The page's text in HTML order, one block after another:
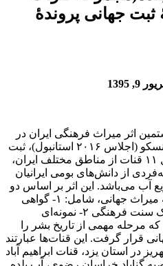
ثبت جهانی پروندۀ
9, 1395
اثر میراث فرهنگی ایران در
چهلمین اجلاس میراث جهانی یونسکو (اجلاس ۲۰۱۶ استانبول)، ثبت
شد. این پروندۀ زنجیره‌ای، شامل ۱۱ قنات از مناطق مختلف ایران،
از دانش‌های بومی ایرانیان
آب می‌باشد. این اثر بر اساس دو
معیار(از ۶ معیار فرهنگی) کمیته میراث جهانی، شامل: ۱- گواهی
بی‌همتا یا دست‌کم استثنایی بر یک سنت فرهنگی ۲- نمونه‌ای
مرحله مهمی از تاریخ بشر را
قرار گرفت. این قنات‌ها عبارتند
در استان یزد، قنات ابراهیم آباد